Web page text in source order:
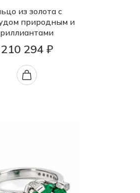
из золота с
природным и
210 294 ₽